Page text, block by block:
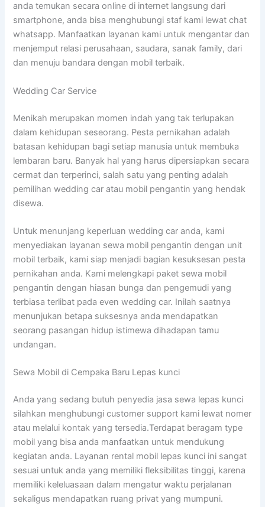
anda temukan secara online di internet langsung dari
smartphone, anda bisa menghubungi staf kami lewat chat
whatsapp. Manfaatkan layanan kami untuk mengantar dan
menjemput relasi perusahaan, saudara, sanak family, dari
dan menuju bandara dengan mobil terbaik.
Wedding Car Service
Menikah merupakan momen indah yang tak terlupakan
dalam kehidupan seseorang. Pesta pernikahan adalah
batasan kehidupan bagi setiap manusia untuk membuka
lembaran baru. Banyak hal yang harus dipersiapkan secara
cermat dan terperinci, salah satu yang penting adalah
pemilihan wedding car atau mobil pengantin yang hendak
disewa.
Untuk menunjang keperluan wedding car anda, kami
menyediakan layanan sewa mobil pengantin dengan unit
mobil terbaik, kami siap menjadi bagian kesuksesan pesta
pernikahan anda. Kami melengkapi paket sewa mobil
pengantin dengan hiasan bunga dan pengemudi yang
terbiasa terlibat pada even wedding car. Inilah saatnya
menunjukan betapa suksesnya anda mendapatkan
seorang pasangan hidup istimewa dihadapan tamu
undangan.
Sewa Mobil di Cempaka Baru Lepas kunci
Anda yang sedang butuh penyedia jasa sewa lepas kunci
silahkan menghubungi customer support kami lewat nomer
atau melalui kontak yang tersedia.Terdapat beragam type
mobil yang bisa anda manfaatkan untuk mendukung
kegiatan anda. Layanan rental mobil lepas kunci ini sangat
sesuai untuk anda yang memiliki fleksibilitas tinggi, karena
memiliki keleluasaan dalam mengatur waktu perjalanan
sekaligus mendapatkan ruang privat yang mumpuni.